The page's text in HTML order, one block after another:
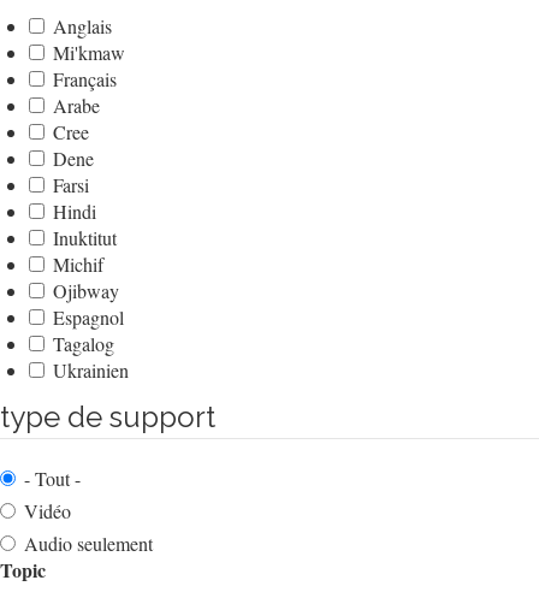
Anglais
Mi'kmaw
Français
Arabe
Cree
Dene
Farsi
Hindi
Inuktitut
Michif
Ojibway
Espagnol
Tagalog
Ukrainien
type de support
- Tout -
Vidéo
Audio seulement
Topic